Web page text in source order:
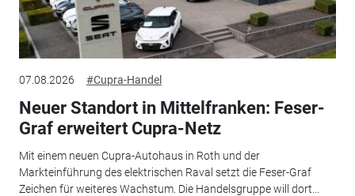
07.08.2026 #Cupra-Handel
Neuer Standort in Mittelfranken: Feser-
Graf erweitert Cupra-Netz
Mit einem neuen Cupra-Autohaus in Roth und der
Markteinführung des elektrischen Raval setzt die Feser-Graf
Zeichen für weiteres Wachstum. Die Handelsgruppe will dort...